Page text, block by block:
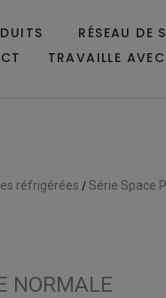
RÉSEAU DE
TRAVAILLE
réfrigérées /Série Space
NORMALE